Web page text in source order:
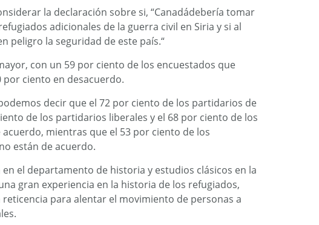
la declaración sobre si, “Canadádebería tomar
adicionales de la guerra civil en Siria y si al
peligro la seguridad de este país.“
con un 59 por ciento de los encuestados que
por ciento en desacuerdo.
decir que el 72 por ciento de los partidarios de
de los partidarios liberales y el 68 por ciento de los
mientras que el 53 por ciento de los
están de acuerdo.
el departamento de historia y estudios clásicos en la
gran experiencia en la historia de los refugiados,
para alentar el movimiento de personas a